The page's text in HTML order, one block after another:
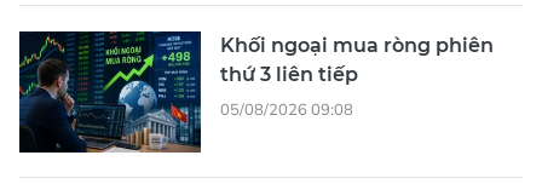
Khối ngoại mua ròng phiên
thứ 3 liên tiếp
05/08/2026 09:08